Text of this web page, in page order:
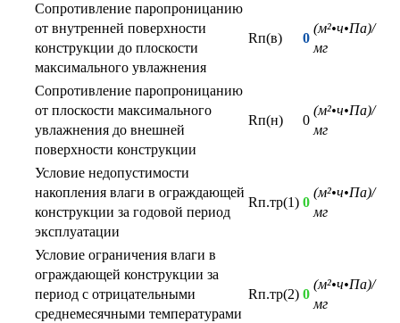
Сопротивление паропроницанию
от внутренней поверхности
конструкции до плоскости
максимального увлажнения
Rп(в) 0
(м²•ч•Па)/
мг
Сопротивление паропроницанию
от плоскости максимального
увлажнения до внешней
поверхности конструкции
Rп(н) 0
(м²•ч•Па)/
мг
Условие недопустимости
накопления влаги в ограждающей
конструкции за годовой период
эксплуатации
Rп.тр(1) 0
(м²•ч•Па)/
мг
Условие ограничения влаги в
ограждающей конструкции за
период с отрицательными
среднемесячными температурами
Rп.тр(2) 0
(м²•ч•Па)/
мг